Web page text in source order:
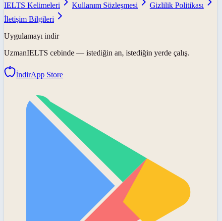
IELTS Kelimeleri
Kullanım Sözleşmesi
Gizlilik Politikası
İletişim Bilgileri
Uygulamayı indir
UzmanIELTS cebinde — istediğin an, istediğin yerde çalış.
İndirApp Store